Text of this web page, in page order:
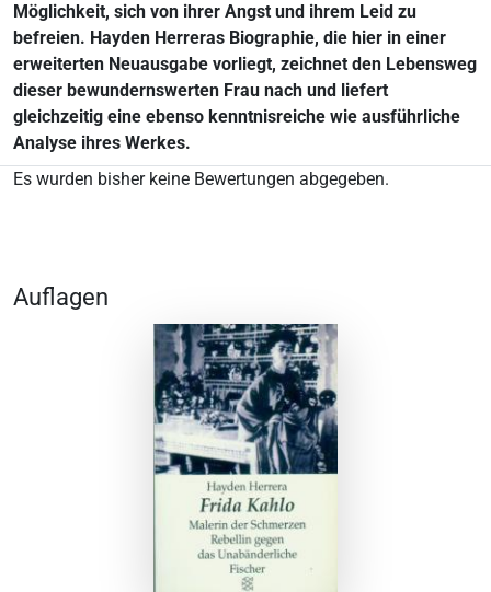
Möglichkeit, sich von ihrer Angst und ihrem Leid zu
befreien. Hayden Herreras Biographie, die hier in einer
erweiterten Neuausgabe vorliegt, zeichnet den Lebensweg
dieser bewundernswerten Frau nach und liefert
gleichzeitig eine ebenso kenntnisreiche wie ausführliche
Analyse ihres Werkes.
Es wurden bisher keine Bewertungen abgegeben.
Auflagen